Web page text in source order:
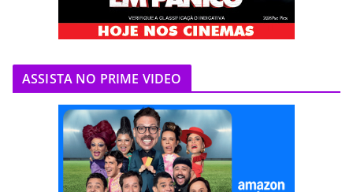
ASSISTA NO PRIME VIDEO